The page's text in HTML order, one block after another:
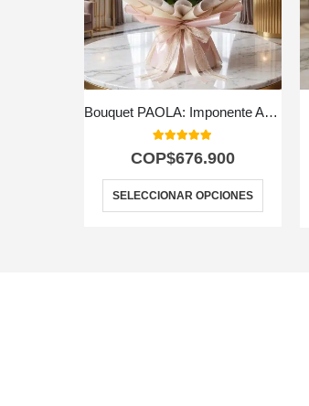
Bouquet PAOLA: Imponente Arreglo con 72 Espectaculares Rosas 🌹
COP$676.900
SELECCIONAR OPCIONES